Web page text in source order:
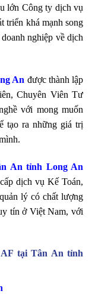
lớn Công ty dịch vụ
triển khá mạnh song
nghiệp về dịch
An được thành lập
Chuyên Viên Tư
với mong muốn
tạo ra những giá trị
An tỉnh Long An
dịch vụ Kế Toán,
lý có chất lượng
tín ở Việt Nam, với
tại Tân An tỉnh